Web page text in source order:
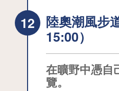
陸奧潮風步
15:00）
在曠野中憑自
覽。